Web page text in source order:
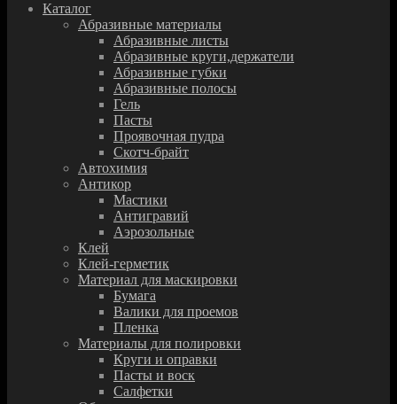
Каталог
Абразивные материалы
Абразивные листы
Абразивные круги,держатели
Абразивные губки
Абразивные полосы
Гель
Пасты
Проявочная пудра
Скотч-брайт
Автохимия
Антикор
Мастики
Антигравий
Аэрозольные
Клей
Клей-герметик
Материал для маскировки
Бумага
Валики для проемов
Пленка
Материалы для полировки
Круги и оправки
Пасты и воск
Салфетки